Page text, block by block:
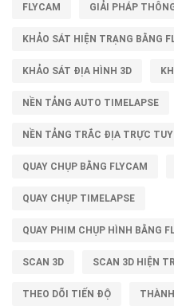
FLYCAM GIẢI PHÁP
KHẢO SÁT HIỆN TRẠNG BẰNG
KHẢO SÁT ĐỊA HÌNH 3D
NỀN TẢNG AUTO TIMELAPSE
NỀN TẢNG TRẮC ĐỊA TRỰC
QUAY CHỤP BẰNG FLYCAM
QUAY CHỤP TIMELAPSE
QUAY PHIM CHỤP HÌNH BẰNG
SCAN 3D SCAN 3D HIỆN
THEO DÕI TIẾN ĐỘ